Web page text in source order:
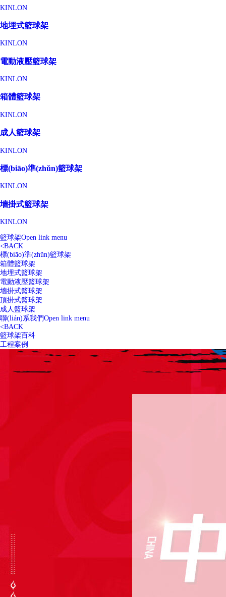
KINLON
地埋式籃球架
KINLON
電動液壓籃球架
KINLON
箱體籃球架
KINLON
成人籃球架
KINLON
標(biāo)準(zhǔn)籃球架
KINLON
墻掛式籃球架
KINLON
籃球架Open link menu
<BACK
標(biāo)準(zhǔn)籃球架
箱體籃球架
地埋式籃球架
電動液壓籃球架
墻掛式籃球架
頂掛式籃球架
成人籃球架
聯(lián)系我們Open link menu
<BACK
籃球架百科
工程案例